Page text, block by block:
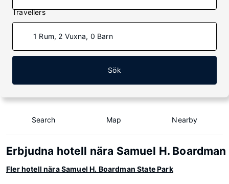
Travellers
1 Rum, 2 Vuxna, 0 Barn
Sök
Search Map Nearby
Erbjudna hotell nära Samuel H.
Fler hotell nära Samuel H. Boardman State Park